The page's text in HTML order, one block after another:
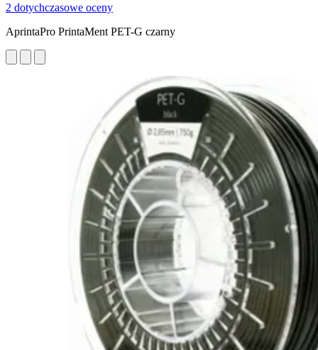
2 dotychczasowe oceny
AprintaPro PrintaMent PET-G czarny